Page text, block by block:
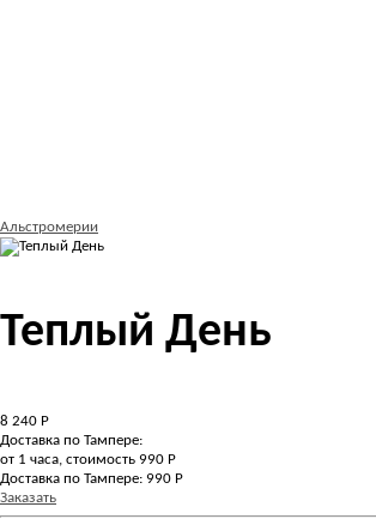
Альстромерии
Теплый День
8 240 Р
Доставка по Тампере:
от 1 часа, стоимость 990 Р
Доставка по Тампере: 990 Р
Заказать